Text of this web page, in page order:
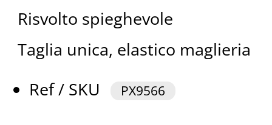
Risvolto spieghevole
Taglia unica, elastico maglieria
Ref / SKU
PX9566